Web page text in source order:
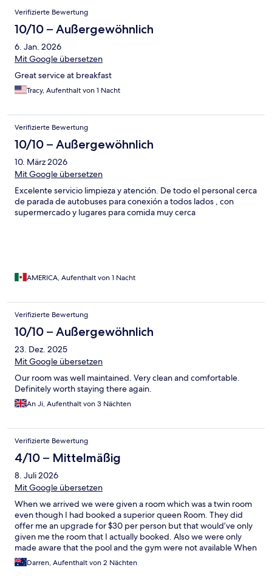
Verifizierte Bewertung
10/10 – Außergewöhnlich
6. Jan. 2026
Mit Google übersetzen
Great service at breakfast
Tracy, Aufenthalt von 1 Nacht
Verifizierte Bewertung
10/10 – Außergewöhnlich
10. März 2026
Mit Google übersetzen
Excelente servicio limpieza y atención. De todo el personal cerca
de parada de autobuses para conexión a todos lados , con
supermercado y lugares para comida muy cerca
AMERICA, Aufenthalt von 1 Nacht
Verifizierte Bewertung
10/10 – Außergewöhnlich
23. Dez. 2025
Mit Google übersetzen
Our room was well maintained. Very clean and comfortable.
Definitely worth staying there again.
An Ji, Aufenthalt von 3 Nächten
Verifizierte Bewertung
4/10 – Mittelmäßig
8. Juli 2026
Mit Google übersetzen
When we arrived we were given a room which was a twin room
even though I had booked a superior queen Room. They did
offer me an upgrade for $30 per person but that would’ve only
given me the room that I actually booked. Also we were only
made aware that the pool and the gym were not available When
we arrived. This hotel is reported to be a five star however I
would give it no more than two.
Darren, Aufenthalt von 2 Nächten